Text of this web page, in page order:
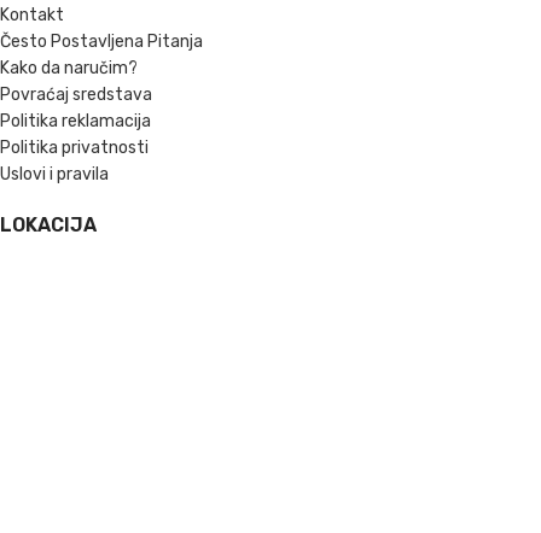
Kontakt
Često Postavljena Pitanja
Kako da naručim?
Povraćaj sredstava
Politika reklamacija
Politika privatnosti
Uslovi i pravila
LOKACIJA